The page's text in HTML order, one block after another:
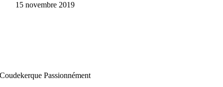
15 novembre 2019
Coudekerque Passionnément